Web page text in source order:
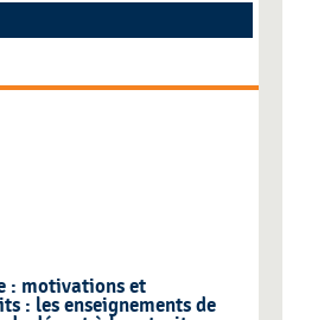
: motivations et
: les enseignements de